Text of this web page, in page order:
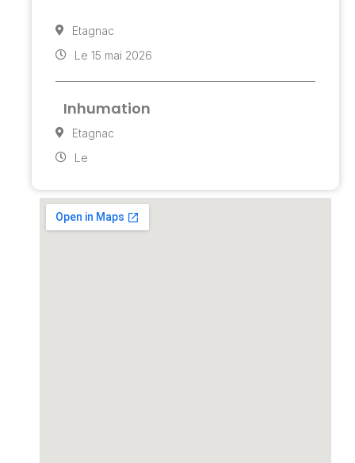
Etagnac
Le 15 mai 2026
Inhumation
Etagnac
Le